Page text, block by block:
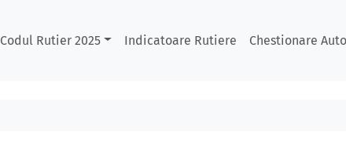
Codul Rutier 2025 Indicatoare Rutiere Chestionare Auto